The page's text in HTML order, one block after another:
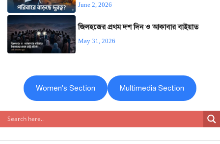
June 2, 2026
জিলহজের প্রথম দশ দিন ও আকাবার বাইয়াত
May 31, 2026
Women's Section Multimedia Section